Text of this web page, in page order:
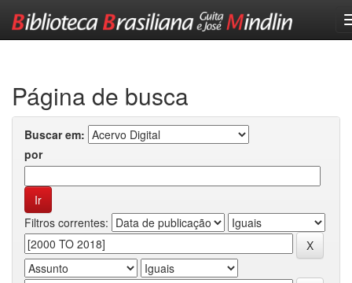
Página de busca
Buscar em:
por
Filtros correntes: